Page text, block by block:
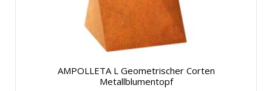
AMPOLLETA L Geometrischer Corten
Metallblumentopf